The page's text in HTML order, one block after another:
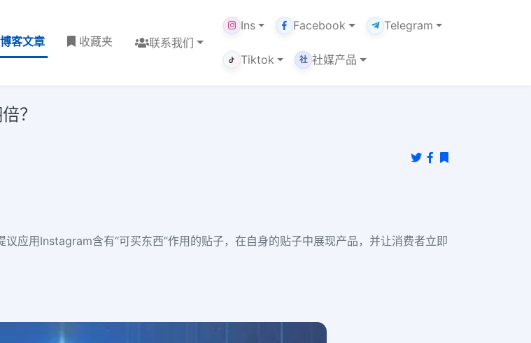
博客文章 收藏夹 联系我们
Ins Facebook Telegram
Tiktok 社 社媒产品
？
应用Instagram含有“可买东西”作用的贴子，在自身的贴子中展现产品，并让消费者立即